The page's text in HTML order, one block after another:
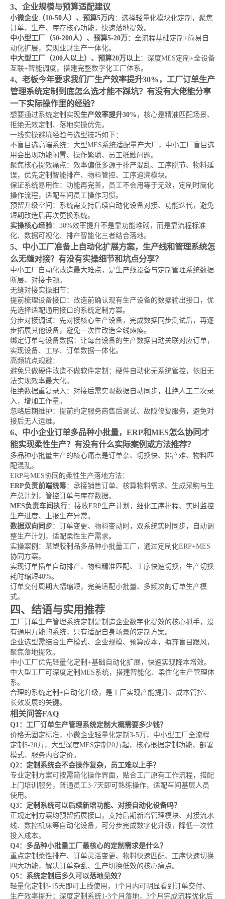
3、企业规模与预算适配建议
小微企业（10-50人）、预算5万内 ：选择轻量化模块化定制，聚焦
订单、生产、库存核心功能，快速落地提效。
中小型工厂（50-200人）、预算5-20万 ：全流程基础定制+简易自
动化扩展，实现业财生产一体化。
中大型工厂（200人以上）、预算20万以上：深度MES定制+全设备
互联+智能调度，搭建完整数字化工厂体系。
4、老板今年要求我们厂生产效率提升30%，工厂订单生产
管理系统定制到底怎么选才能不踩坑？有没有大佬能分享
一下实际操作里的经验？
想要通过系统定制实现生产效率提升30% ，核心是精准匹配场景、
拒绝无效定制、落地实操优先。
一线实操避坑经验与选型技巧如下：
不盲目选高端系统：大型MES系统适配量产大厂，中小工厂盲目选
用会出现功能闲置、操作繁琐、员工抵触问题。
聚焦核心提效痛点：效率偏低多源于排产混乱、工序脱节、物料延
误，优先定制智能排产、物料管控、工序追溯模块。
保证系统易用性：功能再完善，员工不会用等于无效，定制时简化
操作流程，适配车间员工操作习惯。
预留升级空间：系统需支持后续自动化设备对接、功能迭代，避免
短期改造后再次更换系统。
实操核心经验：30%效率提升不是靠功能堆砌，而是靠流程标准
化、数据可视化、排产智能化三者结合落地。
5、中小工厂准备上自动化扩展方案，生产线和管理系统怎
么无缝对接？有没有实操细节和坑点分享？
中小工厂自动化改造最大难点，是生产线设备与定制管理系统数据
断层、对接卡顿。
无缝对接实操细节：
提前梳理设备接口：改造前确认现有生产设备的数据输出接口，优
先选择适配通用接口的系统定制方案。
分步对接调试：先对接核心生产设备，完成数据同步测试后，再逐
步拓展其他设备，避免一次性改造全线瘫痪。
绑定订单与设备数据：让每台设备的生产数据自动关联对应订单，
实现设备、工序、订单数据一体化。
高频坑点规避：
避免只做硬件改造不做软件定制：硬件自动化无系统管控，依旧无
法实现效率最大化。
拒绝数据重复录入：对接后需实现数据自动同步，杜绝人工二次录
入，增加工作量。
忽略后期维护：提前约定服务商售后调试、故障修复服务，避免对
接后无人运维。
6、中小企业订单多品种小批量，ERP和MES怎么协同才
能实现柔性生产？有没有什么实际案例或方法推荐？
多品种小批量生产的核心痛点是订单杂、切换快、排产难、物料匹
配混乱。
ERP与MES协同的柔性生产落地方法：
ERP负责前端统筹：承接销售订单、核算物料需求、生成采购与生
产总计划，管控订单与库存数据。
MES负责车间执行：接收ERP生产计划，细化工序排程、实时监控
生产进度、上报生产异常。
数据双向同步：订单变更、物料变动时，双系统实时同步，自动调
整生产计划，适配柔性生产需求。
实操案例：某塑胶制品多品种小批量工厂，通过定制化ERP+MES
协同方案。
实现订单插单自动排产、物料精准匹配、工序快速切换，生产切换
耗时缩短40%。
订单交付周期大幅缩短，完美适配小批量、多频次的订单生产模
式。
四、结语与实用推荐
工厂订单生产管理系统定制是制造企业数字化提效的核心抓手，没
有通用万能的系统，只有适配自身场景的定制方案。
企业选型需结合生产模式、企业规模、预算成本，摒弃盲目跟风，
聚焦落地提效。
中小工厂优先轻量化定制+基础自动化扩展，快速实现降本增效。
中大型工厂可深度定制MES系统，搭建智能化、柔性化生产管理体
系。
合理的系统定制+自动化升级，是工厂实现产能提升、成本管控、
长效发展的关键。
相关问答FAQ
Q1：工厂订单生产管理系统定制大概需要多少钱？
价格无固定标准，小微企业轻量化定制3-5万，中小型工厂全流程
定制5-20万，大型深度MES定制20万起，核心根据定制功能、部署
模式、服务内容定价。
Q2：定制系统会不会操作复杂，员工难以上手？
专业定制方案可按需简化操作界面，贴合工厂原有工作流程，搭配
上门培训服务，普通员工3-7天即可熟练操作，适配车间基层人员
使用。
Q3：定制系统可以后续新增功能、对接自动化设备吗？
正规定制方案均预留拓展接口，支持后期新增管理模块、对接流水
线、数控机床等自动化设备，可分步完成数字化升级，降低一次性
投入成本。
Q4：多品种小批量工厂最核心的定制需求是什么？
重点定制柔性排产、订单灵活变更、物料快速匹配、工序快速切换
四大功能，解决订单杂乱、生产切换低效的核心痛点。
Q5：系统定制后多久可以落地见效？
轻量化定制3-15天即可上线使用，1个月内可明显看到订单交付、
生产效率提升；深度定制系统1-3个月落地，3个月完成流程优化后